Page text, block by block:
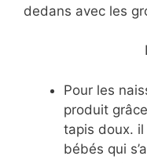
dedans avec les
Pour les
produit
tapis doux.
bébés qui